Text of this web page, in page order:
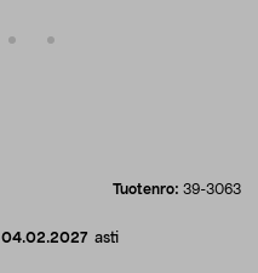
Tuotenro: 39-3063
04.02.2027asti